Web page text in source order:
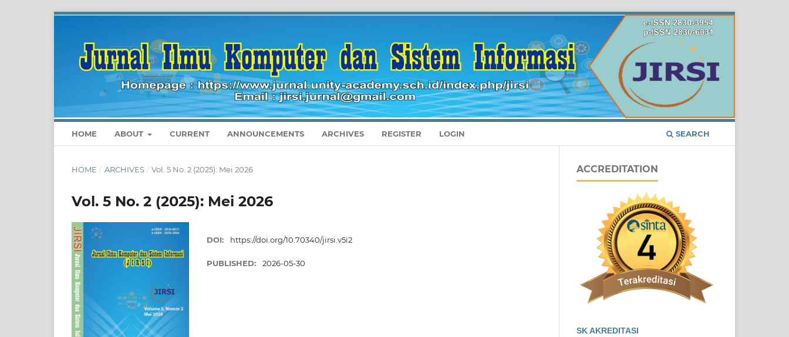
HOME ABOUT CURRENT ANNOUNCEMENTS ARCHIVES REGISTER LOGIN SEARCH
HOME / ARCHIVES / Vol. 5 No. 2 (2025): Mei 2026
Vol. 5 No. 2 (2025): Mei 2026
DOI: https://doi.org/10.70340/jirsi.v5i2
PUBLISHED: 2026-05-30
ACCREDITATION
SK AKREDITASI